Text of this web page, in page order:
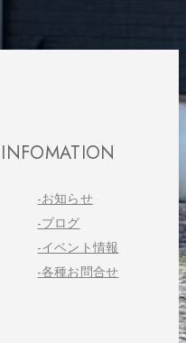
INFOMATION
-お知らせ
-ブログ
-イベント情報
-各種お問合せ